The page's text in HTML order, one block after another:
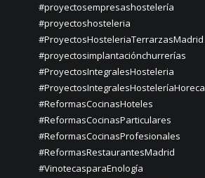
#proyectosempresashostelería
#proyectoshosteleria
#ProyectosHosteleriaTerrarzasMadrid
#proyectosimplantaciónchurrerías
#ProyectosIntegralesHosteleria
#ProyectosIntegralesHosteleríaHoreca
#ReformasCocinasHoteles
#ReformasCocinasParticulares
#ReformasCocinasProfesionales
#ReformasRestaurantesMadrid
#VinotecasparaEnología